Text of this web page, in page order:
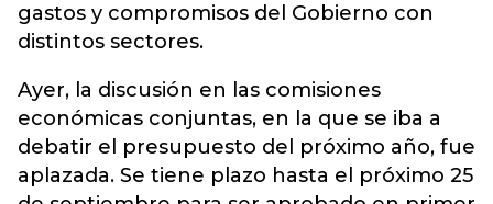
gastos y compromisos del Gobierno con
distintos sectores.
Ayer, la discusión en las comisiones
económicas conjuntas, en la que se iba a
debatir el presupuesto del próximo año, fue
aplazada. Se tiene plazo hasta el próximo 25